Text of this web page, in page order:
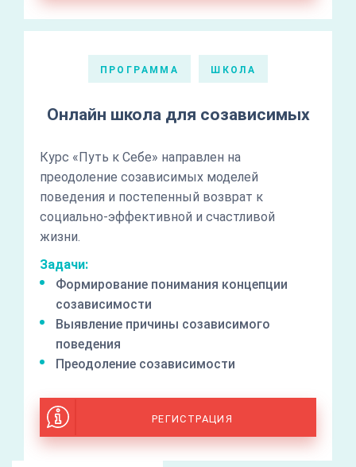
ПРОГРАММА ШКОЛА
Онлайн школа для созависимых
Курс «Путь к Себе» направлен на
преодоление созависимых моделей
поведения и постепенный возврат к
социально-эффективной и счастливой
жизни.
Задачи:
Формирование понимания концепции
созависимости
Выявление причины созависимого
поведения
Преодоление созависимости
РЕГИСТРАЦИЯ